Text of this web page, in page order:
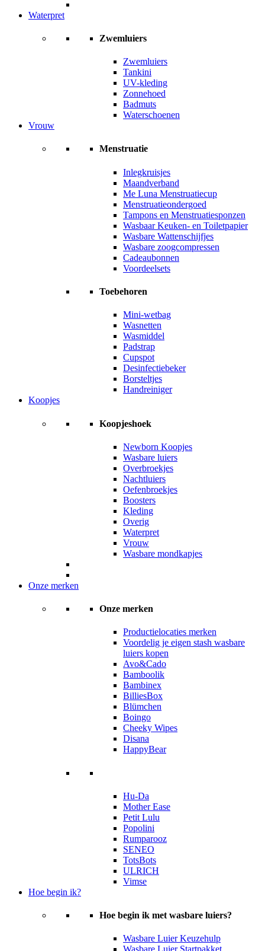
Waterpret
Zwemluiers
Zwemluiers
Tankini
UV-kleding
Zonnehoed
Badmuts
Waterschoenen
Vrouw
Menstruatie
Inlegkruisjes
Maandverband
Me Luna Menstruatiecup
Menstruatieondergoed
Tampons en Menstruatiesponzen
Wasbaar Keuken- en Toiletpapier
Wasbare Wattenschijfjes
Wasbare zoogcompressen
Cadeaubonnen
Voordeelsets
Toebehoren
Mini-wetbag
Wasnetten
Wasmiddel
Padstrap
Cupspot
Desinfectiebeker
Borsteltjes
Handreiniger
Koopjes
Koopjeshoek
Newborn Koopjes
Wasbare luiers
Overbroekjes
Nachtluiers
Oefenbroekjes
Boosters
Kleding
Overig
Waterpret
Vrouw
Wasbare mondkapjes
Onze merken
Onze merken
Productielocaties merken
Voordelig je eigen stash wasbare
luiers kopen
Avo&Cado
Bamboolik
Bambinex
BilliesBox
Blümchen
Boingo
Cheeky Wipes
Disana
HappyBear
Hu-Da
Mother Ease
Petit Lulu
Popolini
Rumparooz
SENEO
TotsBots
ULRICH
Vimse
Hoe begin ik?
Hoe begin ik met wasbare luiers?
Wasbare Luier Keuzehulp